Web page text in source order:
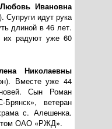
Ивановна
Супруги идут рука
длиной в 46 лет.
их радуют уже 60
Николаевны
Вместе уже 44
Сын Роман
Брянск», ветеран
с. Алешенка.
ОАО «РЖД».